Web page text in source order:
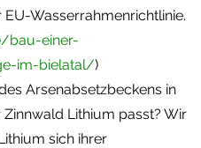
Wasserrahmenrichtlinie.
bau-einer-
im-bielatal/)
Arsenabsetzbeckens in
Lithium passt? Wir
sich ihrer